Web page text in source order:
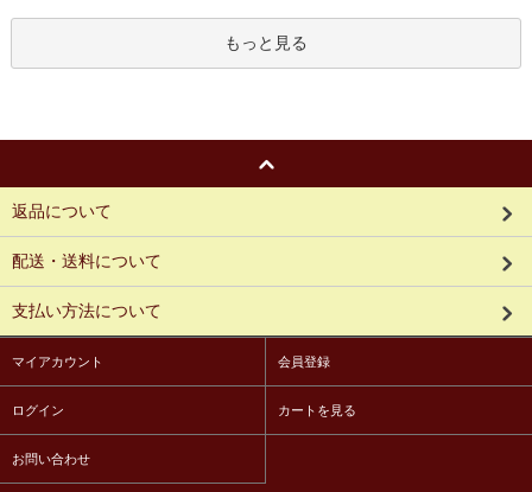
もっと見る
返品について
配送・送料について
支払い方法について
マイアカウント 会員登録
ログイン カートを見る
お問い合わせ